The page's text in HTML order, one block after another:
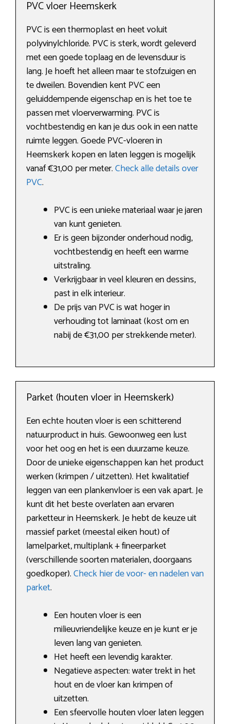
PVC vloer Heemskerk
PVC is een thermoplast en heet voluit
polyvinylchloride. PVC is sterk, wordt geleverd
met een goede toplaag en de levensduur is
lang. Je hoeft het alleen maar te stofzuigen en
te dweilen. Bovendien kent PVC een
geluiddempende eigenschap en is het toe te
passen met vloerverwarming. PVC is
vochtbestendig en kan je dus ook in een natte
ruimte leggen. Goede PVC-vloeren in
Heemskerk kopen en laten leggen is mogelijk
vanaf €31,00 per meter.Check alle details over
PVC.
PVC is een unieke materiaal waar je jaren
van kunt genieten.
Er is geen bijzonder onderhoud nodig,
vochtbestendig en heeft een warme
uitstraling.
Verkrijgbaar in veel kleuren en dessins,
past in elk interieur.
De prijs van PVC is wat hoger in
verhouding tot laminaat (kost om en
nabij de €31,00 per strekkende meter).
Parket (houten vloer in Heemskerk)
Een echte houten vloer is een schitterend
natuurproduct in huis. Gewoonweg een lust
voor het oog en het is een duurzame keuze.
Door de unieke eigenschappen kan het product
werken (krimpen / uitzetten). Het kwalitatief
leggen van een plankenvloer is een vak apart. Je
kunt dit het beste overlaten aan ervaren
parketteur in Heemskerk. Je hebt de keuze uit
massief parket (meestal eiken hout) of
lamelparket, multiplank + fineerparket
(verschillende soorten materialen, doorgaans
goedkoper).Check hier de voor- en nadelen van
parket.
Een houten vloer is een
milieuvriendelijke keuze en je kunt er je
leven lang van genieten.
Het heeft een levendig karakter.
Negatieve aspecten: water trekt in het
hout en de vloer kan krimpen of
uitzetten.
Een sfeervolle houten vloer laten leggen